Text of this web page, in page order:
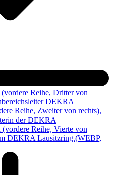
(vordere Reihe, Dritter von
DEKRA
Reihe, Zweiter von rechts),
der DEKRA
Reihe, Vierte von
DEKRA Lausitzring.(WEBP,